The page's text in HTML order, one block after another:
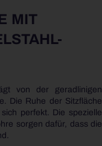
MIT
von der geradlinigen
Die Ruhe der Sitzfläche
perfekt. Die spezielle
sorgen dafür, dass die